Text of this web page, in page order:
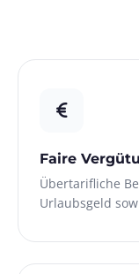
Faire
Übertarifliche
Urlaubsgeld